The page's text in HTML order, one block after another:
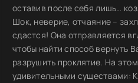
оставив после себя лишь…
Шок, неверие, отчаяние –
сдастся! Она отправляется
чтобы найти способ вернуть
разрушить проклятие. На
удивительными существами: